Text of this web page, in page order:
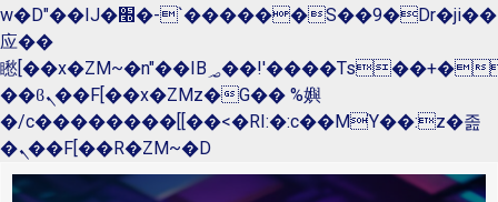
w�D"��IJ�׭�-`������S��9�Dr�ji��EJ߅��gJ�
应��
矁[��x�ZM~�n"��IB؃��!'����Тѕ��+��(m��IK�ʭ�/|
��ϐܢ��F[��x�ZMz�G�� %嬩
�/c��������[[��<�RI:�:c��MΎ��:z�졾
�ܢ��F[��R�ZM~�D
Перейти